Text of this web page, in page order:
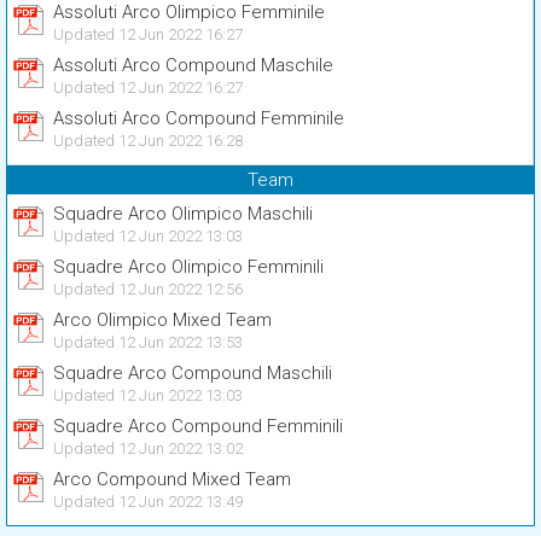
Assoluti Arco Olimpico Femminile
Updated 12 Jun 2022 16:27
Assoluti Arco Compound Maschile
Updated 12 Jun 2022 16:27
Assoluti Arco Compound Femminile
Updated 12 Jun 2022 16:28
Team
Squadre Arco Olimpico Maschili
Updated 12 Jun 2022 13:03
Squadre Arco Olimpico Femminili
Updated 12 Jun 2022 12:56
Arco Olimpico Mixed Team
Updated 12 Jun 2022 13:53
Squadre Arco Compound Maschili
Updated 12 Jun 2022 13:03
Squadre Arco Compound Femminili
Updated 12 Jun 2022 13:02
Arco Compound Mixed Team
Updated 12 Jun 2022 13:49